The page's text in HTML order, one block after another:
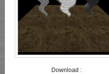
Download :